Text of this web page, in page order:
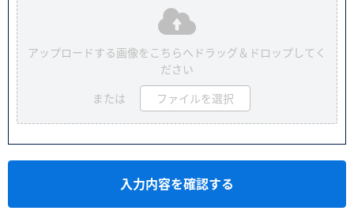
アップロードする画像をこちらへドラッグ＆ドロップしてく
ださい
または ファイルを選択
入力内容を確認する